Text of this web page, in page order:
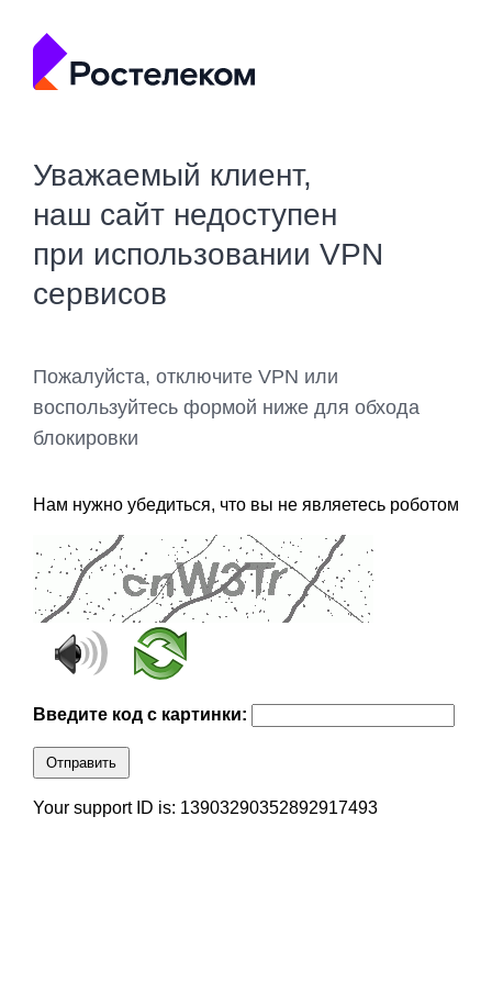
Уважаемый клиент,
наш сайт недоступен
при использовании VPN
сервисов
Пожалуйста, отключите VPN или
воспользуйтесь формой ниже для обхода
блокировки
Нам нужно убедиться, что вы не являетесь роботом
Введите код с картинки:
Отправить
Your support ID is: 13903290352892917493